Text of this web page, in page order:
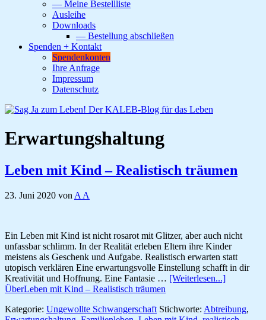
— Meine Bestellliste
Ausleihe
Downloads
— Bestellung abschließen
Spenden + Kontakt
Spendenkonten
Ihre Anfrage
Impressum
Datenschutz
Erwartungshaltung
Leben mit Kind – Realistisch träumen
23. Juni 2020 von A A
Ein Leben mit Kind ist nicht rosarot mit Glitzer, aber auch nicht
unfassbar schlimm. In der Realität erleben Eltern ihre Kinder
meistens als Geschenk und Aufgabe. Realistisch erwarten statt
utopisch verklären Eine erwartungsvolle Einstellung schafft in dir
Kreativität und Hoffnung. Eine Fantasie … [Weiterlesen...]
ÜberLeben mit Kind – Realistisch träumen
Kategorie: Ungewollte Schwangerschaft Stichworte: Abtreibung,